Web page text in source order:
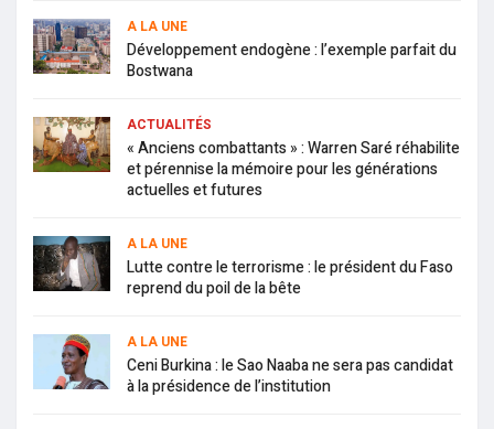
A LA UNE
Développement endogène : l’exemple parfait du
Bostwana
ACTUALITÉS
« Anciens combattants » : Warren Saré réhabilite
et pérennise la mémoire pour les générations
actuelles et futures
A LA UNE
Lutte contre le terrorisme : le président du Faso
reprend du poil de la bête
A LA UNE
Ceni Burkina : le Sao Naaba ne sera pas candidat
à la présidence de l’institution